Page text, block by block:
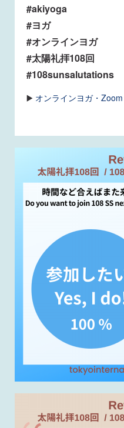
#akiyoga
#ヨガ
#オンラインヨガ
#太陽礼拝108回
#108sunsalutations
▶️ オンラインヨガ・